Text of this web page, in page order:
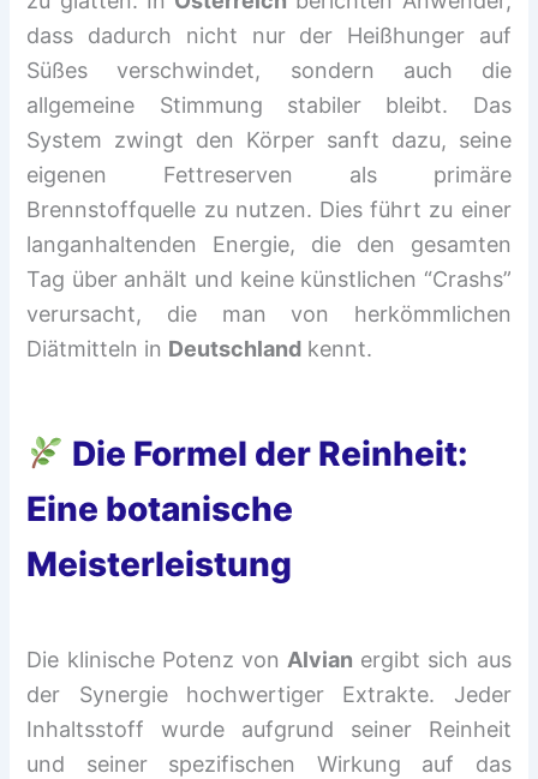
dass dadurch nicht nur der Heißhunger auf
Süßes verschwindet, sondern auch die
allgemeine Stimmung stabiler bleibt. Das
System zwingt den Körper sanft dazu, seine
eigenen Fettreserven als primäre
Brennstoffquelle zu nutzen. Dies führt zu einer
langanhaltenden Energie, die den gesamten
Tag über anhält und keine künstlichen “Crashs”
verursacht, die man von herkömmlichen
Diätmitteln in Deutschland kennt.
Die Formel der Reinheit:
Eine botanische
Meisterleistung
Die klinische Potenz vonAlvian ergibt sich aus
der Synergie hochwertiger Extrakte. Jeder
Inhaltsstoff wurde aufgrund seiner Reinheit
und seiner spezifischen Wirkung auf das